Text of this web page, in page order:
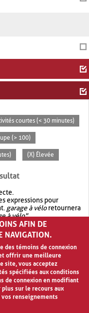
courtes (< 30 minutes)
(> 100)
(X) Élevée
expressions pour
garage à véloretournera
à vélo".
avec OR.garage OR vélo
quegarage à vélo
AFIN DE
NAVIGATION.
des témoins de connexion
offrir une meilleure
site, vous acceptez
spécifiées aux conditions
de connexion en modifiant
sur le recours aux
renseignements